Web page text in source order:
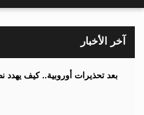
o
g
N
آخر الأخبار
بعد تحذيرات أوروبية.. كيف يهدد